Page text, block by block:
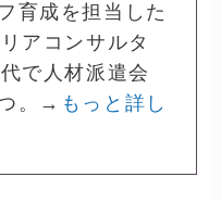
育成を担当した
アコンサルタ
で人材派遣会
。→ もっと詳し